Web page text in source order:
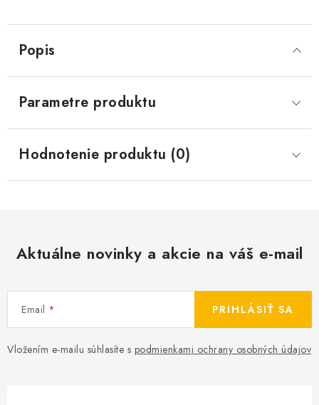
Popis
Parametre produktu
Hodnotenie produktu (0)
Aktuálne novinky a akcie na váš e-mail
Email
Vložením e-mailu súhlasíte s podmienkami ochrany osobných údajov
PRIHLÁSIŤ SA